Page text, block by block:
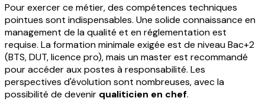
Pour exercer ce métier, des compétences techniques
pointues sont indispensables. Une solide connaissance en
management de la qualité et en réglementation est
requise. La formation minimale exigée est de niveau Bac+2
(BTS, DUT, licence pro), mais un master est recommandé
pour accéder aux postes à responsabilité. Les
perspectives d'évolution sont nombreuses, avec la
possibilité de devenir qualiticien en chef.